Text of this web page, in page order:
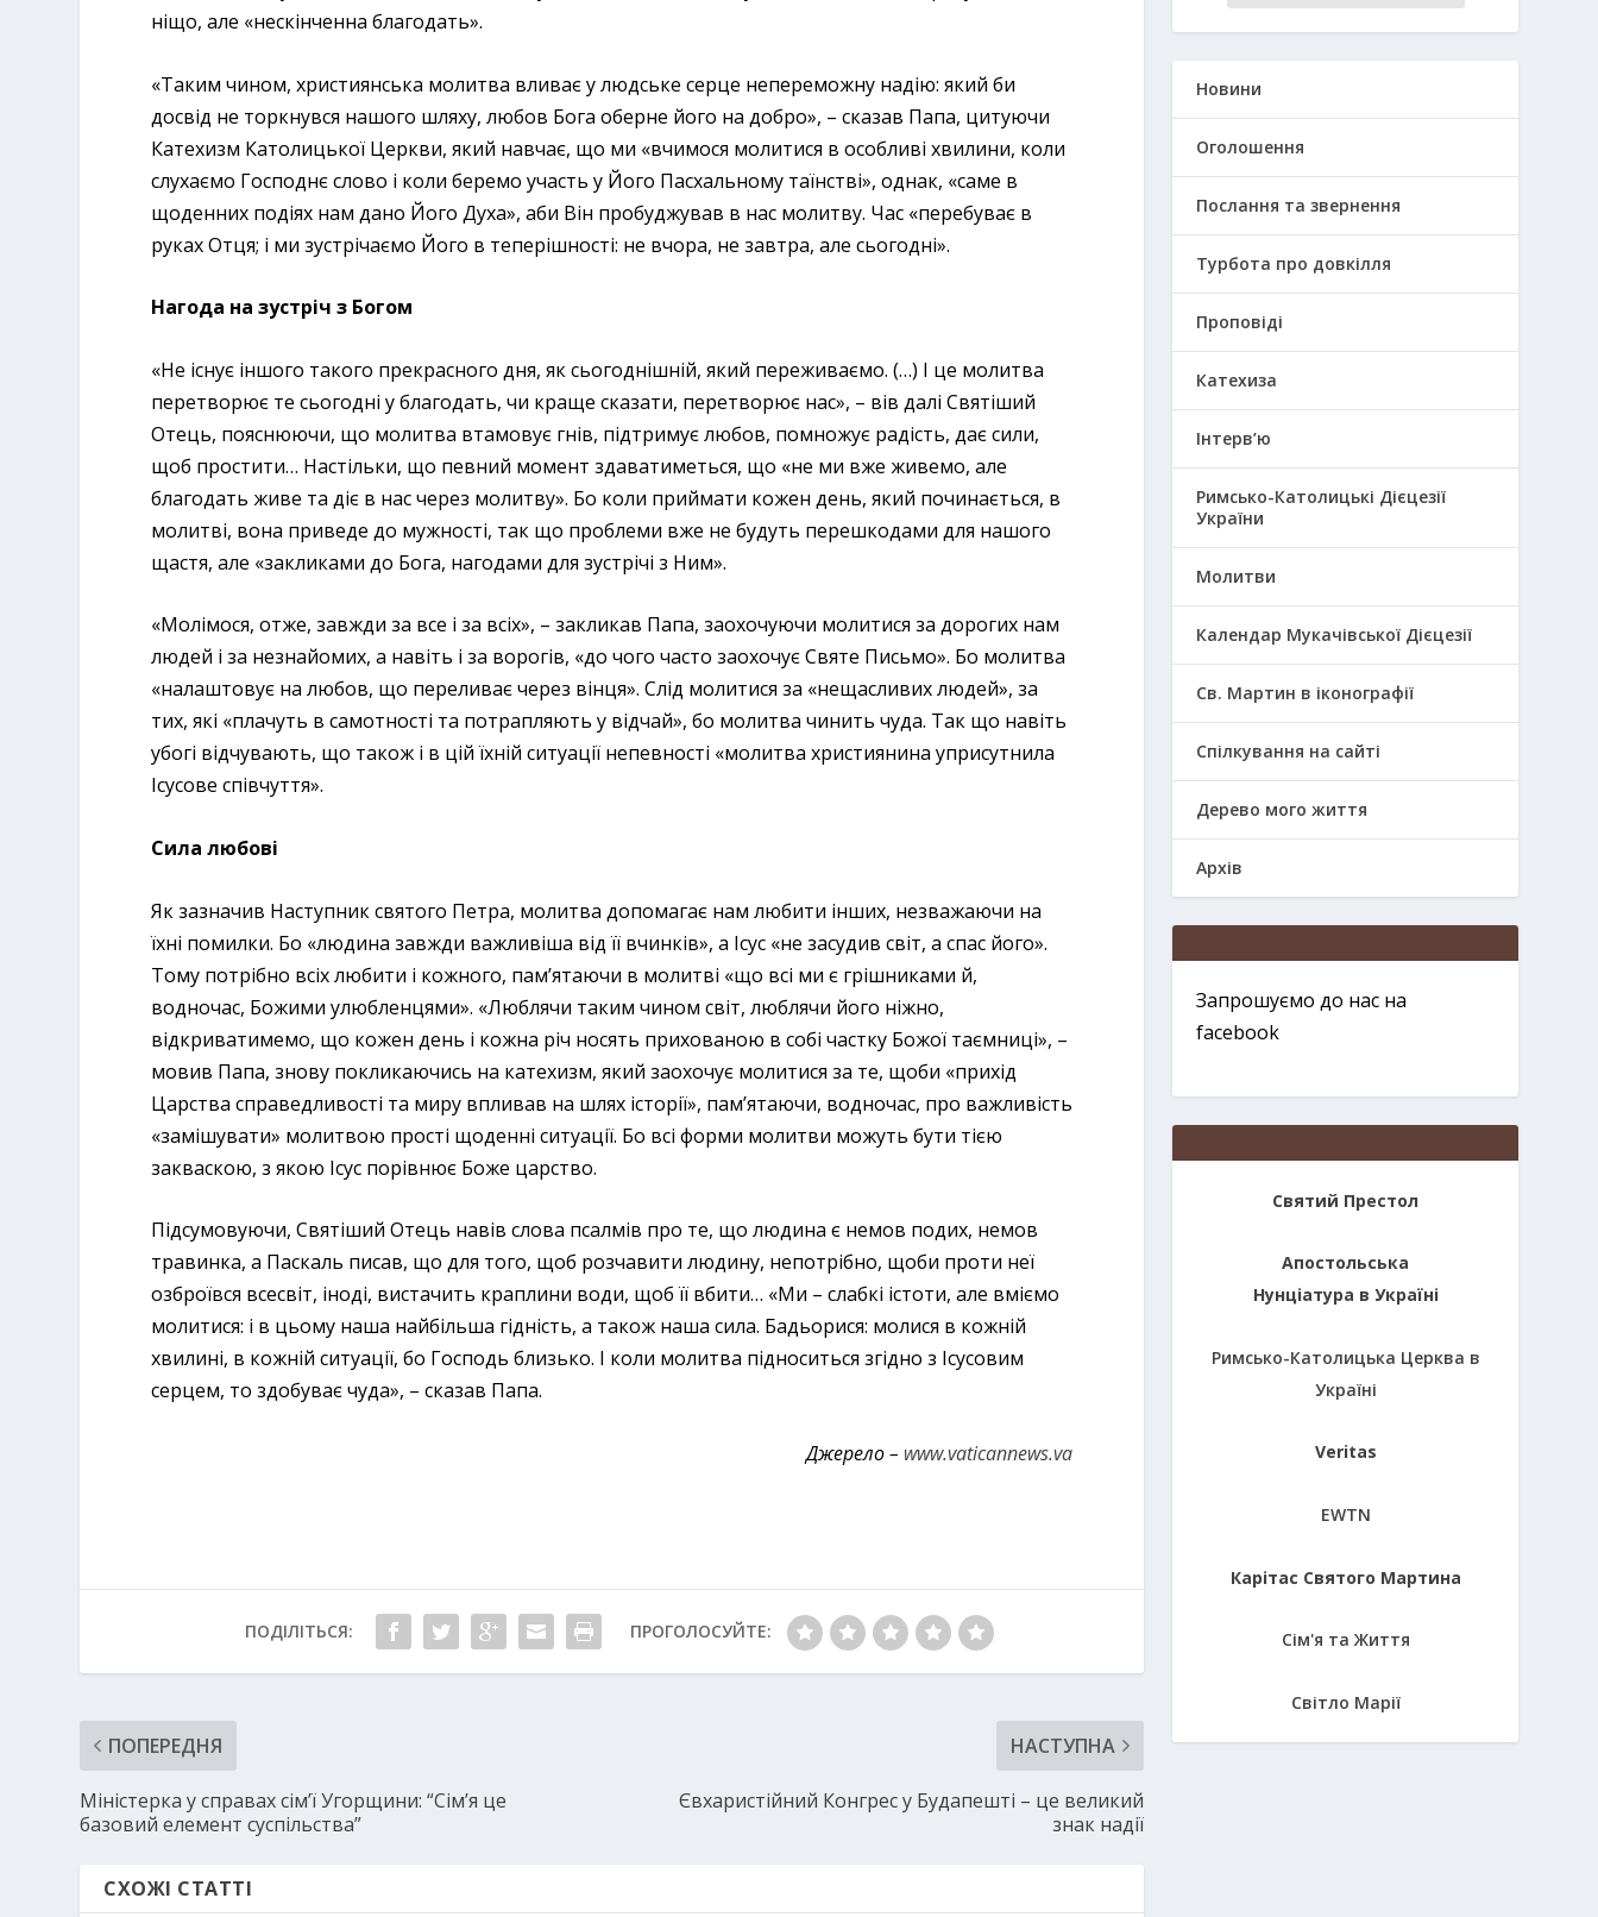
ніщо, але «нескінченна благодать».
«Таким чином, християнська молитва вливає у людське серце непереможну надію: який би
досвід не торкнувся нашого шляху, любов Бога оберне його на добро», – сказав Папа, цитуючи
Катехизм Католицької Церкви, який навчає, що ми «вчимося молитися в особливі хвилини, коли
слухаємо Господнє слово і коли беремо участь у Його Пасхальному таїнстві», однак, «саме в
щоденних подіях нам дано Його Духа», аби Він пробуджував в нас молитву. Час «перебуває в
руках Отця; і ми зустрічаємо Його в теперішності: не вчора, не завтра, але сьогодні».
Нагода на зустріч з Богом
«Не існує іншого такого прекрасного дня, як сьогоднішній, який переживаємо. (…) І це молитва
перетворює те сьогодні у благодать, чи краще сказати, перетворює нас», – вів далі Святіший
Отець, пояснюючи, що молитва втамовує гнів, підтримує любов, помножує радість, дає сили,
щоб простити… Настільки, що певний момент здаватиметься, що «не ми вже живемо, але
благодать живе та діє в нас через молитву». Бо коли приймати кожен день, який починається, в
молитві, вона приведе до мужності, так що проблеми вже не будуть перешкодами для нашого
щастя, але «закликами до Бога, нагодами для зустрічі з Ним».
«Молімося, отже, завжди за все і за всіх», – закликав Папа, заохочуючи молитися за дорогих нам
людей і за незнайомих, а навіть і за ворогів, «до чого часто заохочує Святе Письмо». Бо молитва
«налаштовує на любов, що переливає через вінця». Слід молитися за «нещасливих людей», за
тих, які «плачуть в самотності та потрапляють у відчай», бо молитва чинить чуда. Так що навіть
убогі відчувають, що також і в цій їхній ситуації непевності «молитва християнина уприсутнила
Ісусове співчуття».
Сила любові
Як зазначив Наступник святого Петра, молитва допомагає нам любити інших, незважаючи на
їхні помилки. Бо «людина завжди важливіша від її вчинків», а Ісус «не засудив світ, а спас його».
Тому потрібно всіх любити і кожного, пам’ятаючи в молитві «що всі ми є грішниками й,
водночас, Божими улюбленцями». «Люблячи таким чином світ, люблячи його ніжно,
відкриватимемо, що кожен день і кожна річ носять прихованою в собі частку Божої таємниці», –
мовив Папа, знову покликаючись на катехизм, який заохочує молитися за те, щоби «прихід
Царства справедливості та миру впливав на шлях історії», пам’ятаючи, водночас, про важливість
«замішувати» молитвою прості щоденні ситуації. Бо всі форми молитви можуть бути тією
закваскою, з якою Ісус порівнює Боже царство.
Підсумовуючи, Святіший Отець навів слова псалмів про те, що людина є немов подих, немов
травинка, а Паскаль писав, що для того, щоб розчавити людину, непотрібно, щоби проти неї
озброївся всесвіт, іноді, вистачить краплини води, щоб її вбити… «Ми – слабкі істоти, але вміємо
молитися: і в цьому наша найбільша гідність, а також наша сила. Бадьорися: молися в кожній
хвилині, в кожній ситуації, бо Господь близько. І коли молитва підноситься згідно з Ісусовим
серцем, то здобуває чуда», – сказав Папа.
Джерело – www.vaticannews.va
ПОДІЛІТЬСЯ: ПРОГОЛОСУЙТЕ:
ПОПЕРЕДНЯ
Міністерка у справах сім’ї Угорщини: “Сім’я це
базовий елемент суспільства”
НАСТУПНА
Євхаристійний Конгрес у Будапешті – це великий
знак надії
СХОЖІ СТАТТІ
Новини
Оголошення
Послання та звернення
Турбота про довкілля
Проповіді
Катехиза
Інтерв’ю
Римсько-Католицькі Дієцезії
України
Молитви
Календар Мукачівської Дієцезії
Св. Мартин в іконографії
Спілкування на сайті
Дерево мого життя
Архів
Запрошуємо до нас на
facebook
Святий Престол
Апостольська
Нунціатура в Україні
Римсько-Католицька Церква в
Україні
Veritas
EWTN
Карітас Святого Мартина
Сім'я та Життя
Світло Марії